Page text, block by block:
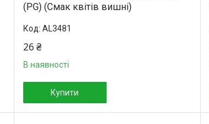
(PG) (Смак квітів вишні)
AL3481
26 ₴
В наявності
Купити